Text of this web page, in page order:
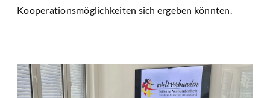
Kooperationsmöglichkeiten sich ergeben könnten.